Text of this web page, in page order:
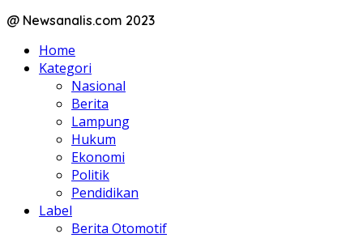
@ Newsanalis.com 2023
Home
Kategori
Nasional
Berita
Lampung
Hukum
Ekonomi
Politik
Pendidikan
Label
Berita Otomotif